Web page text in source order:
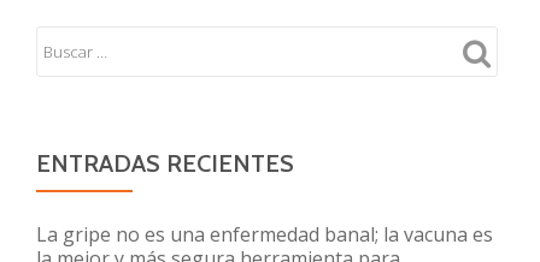
ENTRADAS RECIENTES
La gripe no es una enfermedad banal; la vacuna es